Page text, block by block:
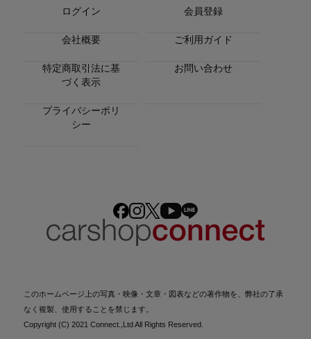
ログイン 会員登録
会社概要 ご利用ガイド
特定商取引法に基
づく表示
お問い合わせ
プライバシーポリ
シー
このホームページ上の写真・映像・文章・図表などの著作物を、弊社の了承
なく複製、使用することを禁じます。
Copyright (C) 2021 Connect.,Ltd All Rights Reserved.